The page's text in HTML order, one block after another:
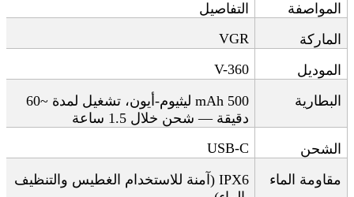
المواصفة
التفاصيل
الماركة
VGR
الموديل
V-360
البطارية
500 mAh
ليثيوم-أيون، تشغيل لمدة ~60
دقيقة — شحن خلال 1.5 ساعة
الشحن
USB-C
مقاومة الماء
IPX6 (
آمنة للاستخدام الغطيس والتنظيف